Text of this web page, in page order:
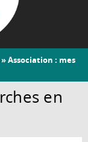
» Association : mes
en